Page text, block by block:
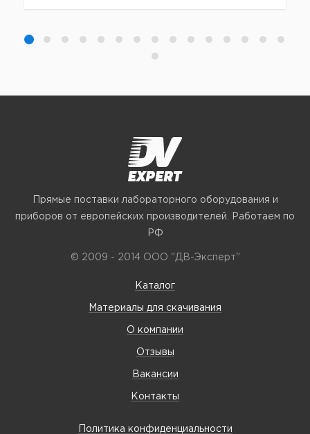
Прямые поставки лабораторного оборудования и
приборов от европейских производителей. Работаем по
РФ
© 2009 - 2014 ООО "ДВ-Эксперт"
Каталог
Материалы для скачивания
О компании
Отзывы
Вакансии
Контакты
Политика конфиденциальности